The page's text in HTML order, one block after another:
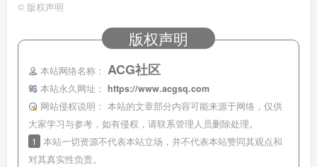
© 版权声明
版权声明
本站网络名称： ACG社区
本站永久网址：
https://www.acgsq.com
网站侵权说明： 本站的文章部分内容可能来源于网络，仅供
大家学习与参考，如有侵权，请联系管理人员删除处理。
1
本站一切资源不代表本站立场，并不代表本站赞同其观点和
对其真实性负责。